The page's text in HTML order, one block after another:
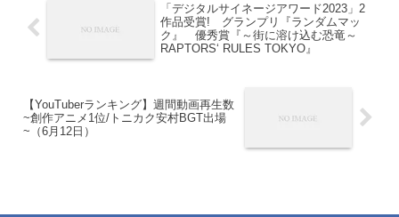
「デジタルサイネージアワード2023」2
作品受賞! グランプリ『ランダムマッ
ク』 優秀賞『～街に溶け込む恐竜～
RAPTORS‘ RULES TOKYO』
【YouTuberランキング】週間動画再生数
~創作アニメ1位/トニカク安村BGT出場
~（6月12日）